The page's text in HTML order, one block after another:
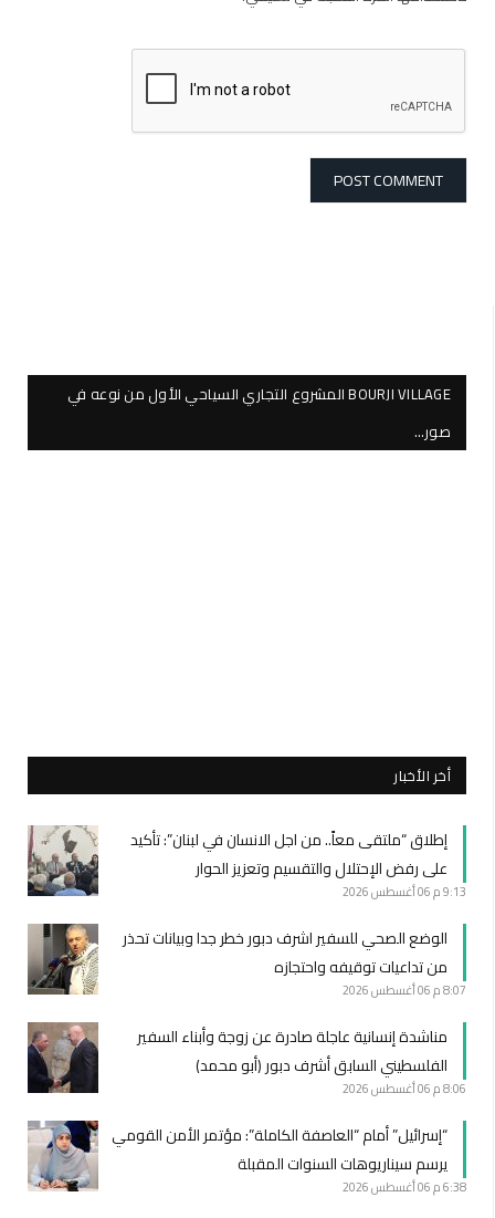
BOURJI VILLAGE المشروع التجاري السياحي الأول من نوعه في
صور…
أخر الأخبار
إطلاق “ملتقى معاً.. من اجل الانسان في لبنان”: تأكيد
على رفض الإحتلال والتقسيم وتعزيز الحوار
9:13 م 06 أغسطس 2026
الوضع الصحي للسفير اشرف دبور خطر جدا وبيانات تحذر
من تداعيات توقيفه واحتجازه
8:07 م 06 أغسطس 2026
مناشدة إنسانية عاجلة صادرة عن زوجة وأبناء السفير
الفلسطيني السابق أشرف دبور (أبو محمد)
8:06 م 06 أغسطس 2026
“إسرائيل” أمام “العاصفة الكاملة”: مؤتمر الأمن القومي
يرسم سيناريوهات السنوات المقبلة
6:38 م 06 أغسطس 2026